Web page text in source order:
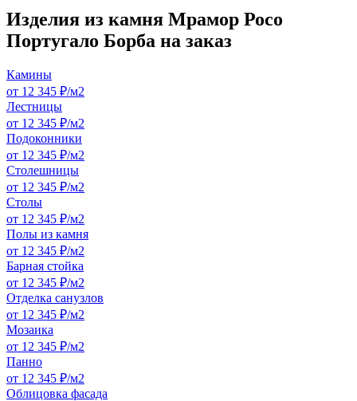
Изделия из камня Мрамор Росо
Португало Борба на заказ
Камины
от 12 345 ₽/м2
Лестницы
от 12 345 ₽/м2
Подоконники
от 12 345 ₽/м2
Столешницы
от 12 345 ₽/м2
Столы
от 12 345 ₽/м2
Полы из камня
от 12 345 ₽/м2
Барная стойка
от 12 345 ₽/м2
Отделка санузлов
от 12 345 ₽/м2
Мозаика
от 12 345 ₽/м2
Панно
от 12 345 ₽/м2
Облицовка фасада